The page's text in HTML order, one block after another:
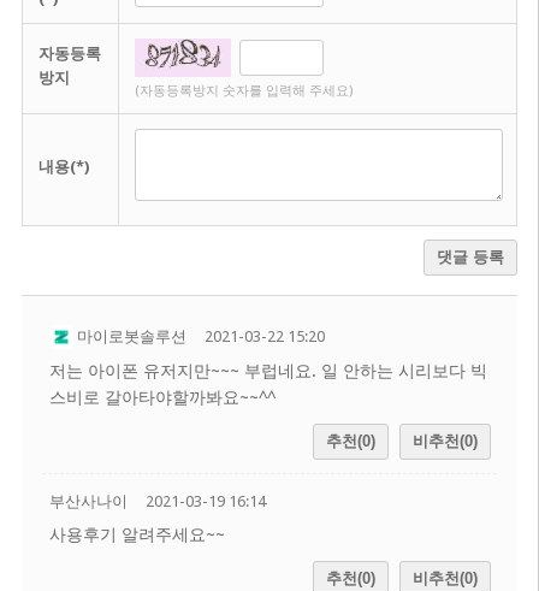
자동등록
방지
(자동등록방지 숫자를 입력해 주세요)
내용(*)
댓글 등록
마이로봇솔루션 2021-03-22 15:20
저는 아이폰 유저지만~~~ 부럽네요. 일 안하는 시리보다 빅
스비로 갈아타야할까봐요~~^^
추천(0) 비추천(0)
부산사나이 2021-03-19 16:14
사용후기 알려주세요~~
추천(0) 비추천(0)